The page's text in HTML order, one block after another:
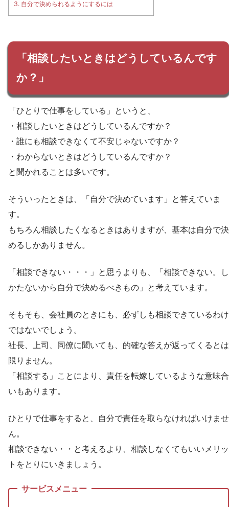
3. 自分で決められるようにするには
「相談したいときはどうしているんです
か？」
「ひとりで仕事をしている」というと、
・相談したいときはどうしているんですか？
・誰にも相談できなくて不安じゃないですか？
・わからないときはどうしているんですか？
と聞かれることは多いです。
そういったときは、「自分で決めています」と答えていま
す。
もちろん相談したくなるときはありますが、基本は自分で決
めるしかありません。
「相談できない・・・」と思うよりも、「相談できない。し
かたないから自分で決めるべきもの」と考えています。
そもそも、会社員のときにも、必ずしも相談できているわけ
ではないでしょう。
社長、上司、同僚に聞いても、的確な答えが返ってくるとは
限りません。
「相談する」ことにより、責任を転嫁しているような意味合
いもあります。
ひとりで仕事をすると、自分で責任を取らなければいけませ
ん。
相談できない・・と考えるより、相談しなくてもいいメリッ
トをとりにいきましょう。